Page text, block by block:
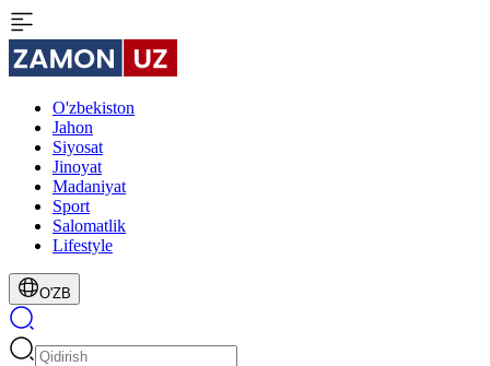
O'zbekiston
Jahon
Siyosat
Jinoyat
Madaniyat
Sport
Salomatlik
Lifestyle
O'ZB